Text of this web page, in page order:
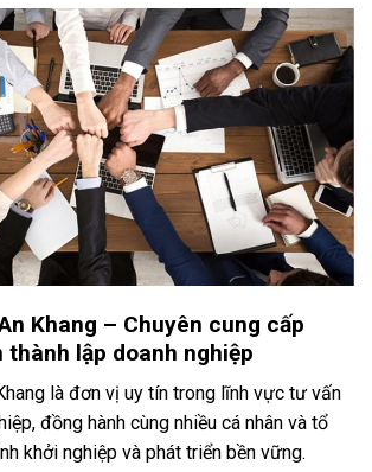
Khang – Chuyên cung cấp
thành lập doanh nghiệp
là đơn vị uy tín trong lĩnh vực tư vấn
đồng hành cùng nhiều cá nhân và tổ
khởi nghiệp và phát triển bền vững.